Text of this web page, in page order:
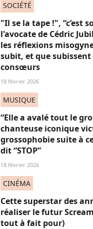
SOCIÉTÉ
"Il se la tape !", “c’est
l'avocate de Cédric
les réflexions
subit, et que subissent
consœurs
18 février 2026
MUSIQUE
“Elle a avalé tout le
chanteuse iconique
grossophobie suite à
dit “STOP”
18 février 2026
CINÉMA
Cette superstar des
réaliser le futur
tout à fait pour)